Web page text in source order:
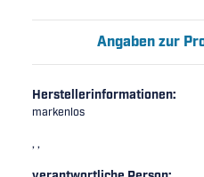
Angaben zur
Herstellerinformationen:
markenlos
, ,